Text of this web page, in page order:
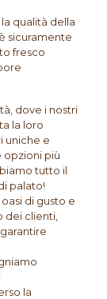
qualità della
sicuramente
fresco
dove i nostri
la loro
uniche e
opzioni più
tutto il
palato!
di gusto e
dei clienti,
la